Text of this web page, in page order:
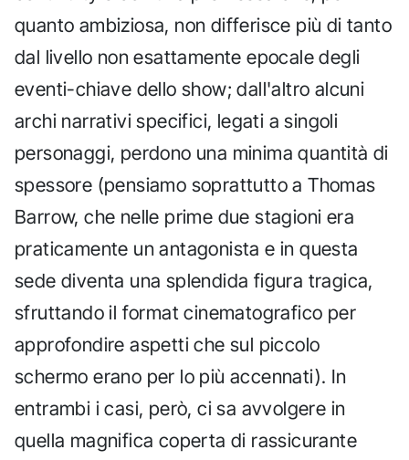
quanto ambiziosa, non differisce più di tanto
dal livello non esattamente epocale degli
eventi-chiave dello show; dall'altro alcuni
archi narrativi specifici, legati a singoli
personaggi, perdono una minima quantità di
spessore (pensiamo soprattutto a Thomas
Barrow, che nelle prime due stagioni era
praticamente un antagonista e in questa
sede diventa una splendida figura tragica,
sfruttando il format cinematografico per
approfondire aspetti che sul piccolo
schermo erano per lo più accennati). In
entrambi i casi, però, ci sa avvolgere in
quella magnifica coperta di rassicurante